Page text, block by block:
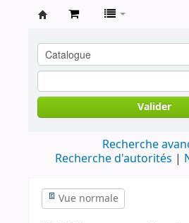
contestataires
Valider
Recherche
Recherche d'autorités
Vue normale